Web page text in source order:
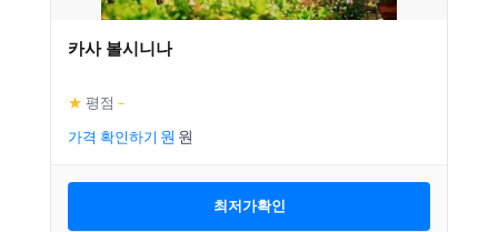
카사 볼시니나
★ 평점 –
가격 확인하기
최저가확인